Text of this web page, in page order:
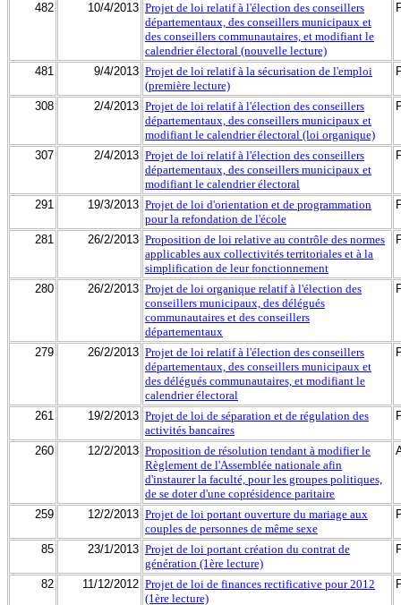
482 10/4/2013 Projet de loi relatif à l'élection des conseillers
départementaux, des conseillers municipaux et
des conseillers communautaires, et modifiant le
calendrier électoral (nouvelle lecture)
481 9/4/2013 Projet de loi relatif à la sécurisation de l'emploi
(première lecture)
308 2/4/2013 Projet de loi relatif à l'élection des conseillers
départementaux, des conseillers municipaux et
modifiant le calendrier électoral (loi organique)
307 2/4/2013 Projet de loi relatif à l'élection des conseillers
départementaux, des conseillers municipaux et
modifiant le calendrier électoral
291 19/3/2013 Projet de loi d'orientation et de programmation
pour la refondation de l'école
281 26/2/2013 Proposition de loi relative au contrôle des normes
applicables aux collectivités territoriales et à la
simplification de leur fonctionnement
280 26/2/2013 Projet de loi organique relatif à l'élection des
conseillers municipaux, des délégués
communautaires et des conseillers
départementaux
279 26/2/2013 Projet de loi relatif à l'élection des conseillers
départementaux, des conseillers municipaux et
des délégués communautaires, et modifiant le
calendrier électoral
261 19/2/2013 Projet de loi de séparation et de régulation des
activités bancaires
260 12/2/2013 Proposition de résolution tendant à modifier le
Règlement de l'Assemblée nationale afin
d'instaurer la faculté, pour les groupes politiques,
de se doter d'une coprésidence paritaire
259 12/2/2013 Projet de loi portant ouverture du mariage aux
couples de personnes de même sexe
85 23/1/2013 Projet de loi portant création du contrat de
génération (1ère lecture)
82 11/12/2012 Projet de loi de finances rectificative pour 2012
(1ère lecture)